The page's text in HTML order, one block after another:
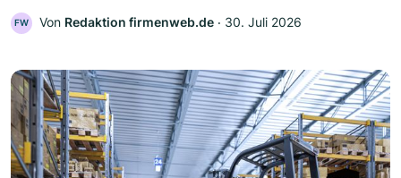
FW Von Redaktion firmenweb.de ‧ 30. Juli 2026